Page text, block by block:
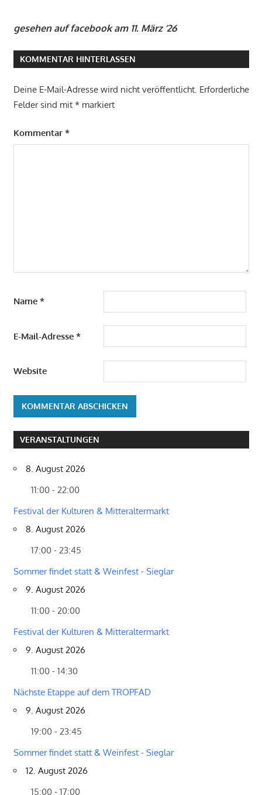
gesehen auf facebook am 11. März ’26
KOMMENTAR HINTERLASSEN
Deine E-Mail-Adresse wird nicht veröffentlicht. Erforderliche
Felder sind mit *markiert
Kommentar *
Name *
E-Mail-Adresse *
Website
VERANSTALTUNGEN
8. August 2026
11:00 - 22:00
Festival der Kulturen & Mitteraltermarkt
8. August 2026
17:00 - 23:45
Sommer findet statt & Weinfest - Sieglar
9. August 2026
11:00 - 20:00
Festival der Kulturen & Mitteraltermarkt
9. August 2026
11:00 - 14:30
Nächste Etappe auf dem TROPFAD
9. August 2026
19:00 - 23:45
Sommer findet statt & Weinfest - Sieglar
12. August 2026
15:00 - 17:00